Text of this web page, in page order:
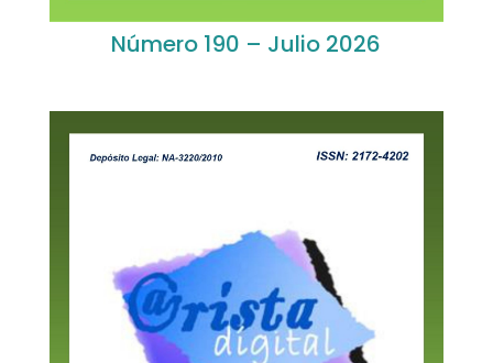
Número 190 – Julio 2026